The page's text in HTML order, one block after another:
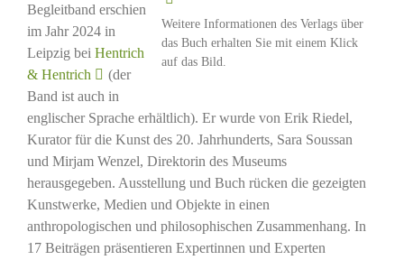
Weitere Informationen des Verlags über
das Buch erhalten Sie mit einem Klick
auf das Bild.
Begleitband erschien
im Jahr 2024 in
Leipzig bei Hentrich
& Hentrich
(der
Band ist auch in
englischer Sprache erhältlich). Er wurde von Erik Riedel,
Kurator für die Kunst des 20. Jahrhunderts, Sara Soussan
und Mirjam Wenzel, Direktorin des Museums
herausgegeben. Ausstellung und Buch rücken die gezeigten
Kunstwerke, Medien und Objekte in einen
anthropologischen und philosophischen Zusammenhang. In
17 Beiträgen präsentieren Expertinnen und Experten